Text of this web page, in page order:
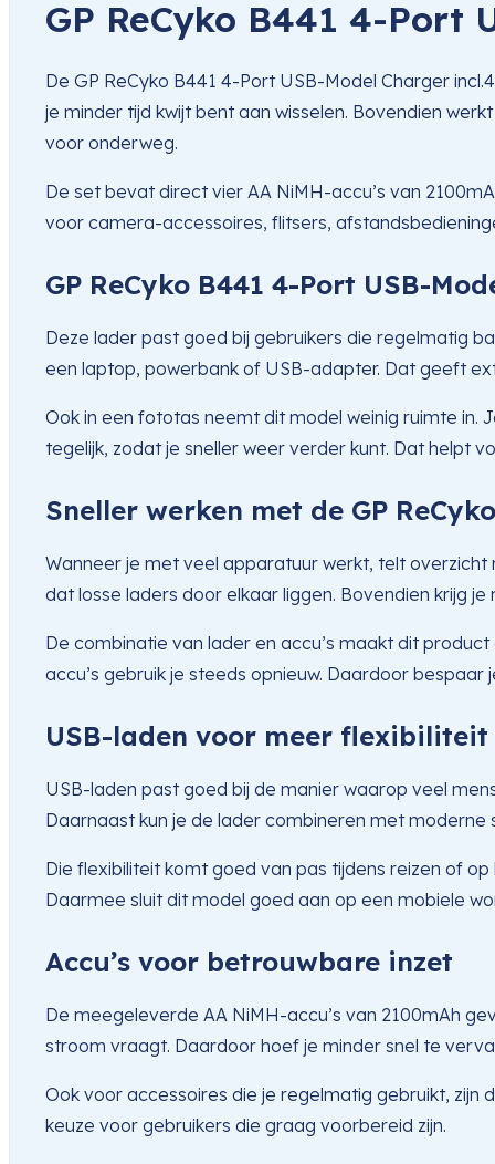
GP ReCyko B441 4-Port
De GP ReCyko B441 4-Port USB-Model Charger
je minder tijd kwijt bent aan wisselen. Bovendien
voor onderweg.
De set bevat direct vier AA NiMH-accu’s van
voor camera-accessoires, flitsers,
GP ReCyko B441 4-Port USB-
Deze lader past goed bij gebruikers die regelmatig
een laptop, powerbank of USB-adapter. Dat geeft
Ook in een fototas neemt dit model weinig ruimte in.
tegelijk, zodat je sneller weer verder kunt. Dat helpt
Sneller werken met de GP
Wanneer je met veel apparatuur werkt, telt
dat losse laders door elkaar liggen. Bovendien krijg
De combinatie van lader en accu’s maakt dit
accu’s gebruik je steeds opnieuw. Daardoor
USB-laden voor meer flexibiliteit
USB-laden past goed bij de manier waarop veel
Daarnaast kun je de lader combineren met
Die flexibiliteit komt goed van pas tijdens reizen of
Daarmee sluit dit model goed aan op een mobiele
Accu’s voor betrouwbare inzet
De meegeleverde AA NiMH-accu’s van 2100mAh
stroom vraagt. Daardoor hoef je minder snel te
Ook voor accessoires die je regelmatig gebruikt, zijn
keuze voor gebruikers die graag voorbereid zijn.